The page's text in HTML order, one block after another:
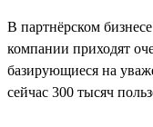
В партнёрском
компании приходят
базирующиеся на
сейчас 300 тысяч